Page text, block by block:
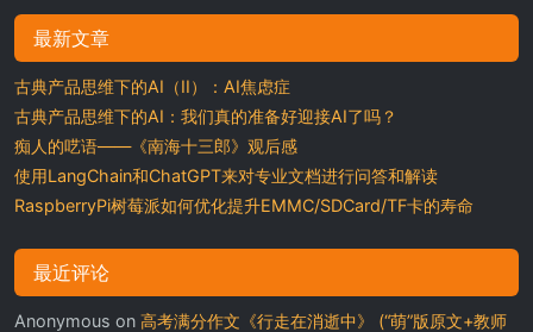
最新文章
古典产品思维下的AI（II）：AI焦虑症
古典产品思维下的AI：我们真的准备好迎接AI了吗？
痴人的呓语——《南海十三郎》观后感
使用LangChain和ChatGPT来对专业文档进行问答和解读
RaspberryPi树莓派如何优化提升EMMC/SDCard/TF卡的寿命
最近评论
Anonymous on 高考满分作文《行走在消逝中》 (“萌”版原文+教师